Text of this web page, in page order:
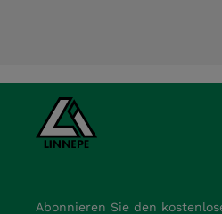
Abonnieren Sie den